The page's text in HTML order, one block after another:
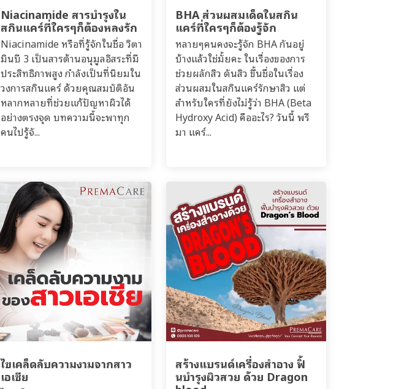
Niacinamide สารบำรุงใน
สกินแคร์ที่ใครๆก็ต้องหลงรัก
Niacinamide หรือที่รู้จักในชื่อ วิตา
มินบี 3 เป็นสารต้านอนุมูลอิสระที่มี
ประสิทธิภาพสูง กำลังเป็นที่นิยมใน
วงการสกินแคร์ ด้วยคุณสมบัติอัน
หลากหลายที่ช่วยแก้ปัญหาผิวได้
อย่างตรงจุด บทความนี้จะพาทุก
คนไปรู้จั...
BHA ส่วนผสมเด็ดในสกิน
แคร์ที่ใครๆก็ต้องรู้จัก
หลายๆคนคงจะรู้จัก BHA กันอยู่
บ้างแล้วใช่มั้ยคะ ในเรื่องของการ
ช่วยผลักสิว ดันสิว ขึ้นชื่อในเรื่อง
ส่วนผสมในสกินแคร์รักษาสิว แต่
สำหรับใครที่ยังไม่รู้ว่า BHA (Beta
Hydroxy Acid) คืออะไร? วันนี้ พรี
มา แคร์...
ไขเคล็ดลับความงามจากสาว
เอเชีย
สร้างแบรนด์เครื่องสำอาง ฟิ้
นบำรุงผิวสวย ด้วย Dragon